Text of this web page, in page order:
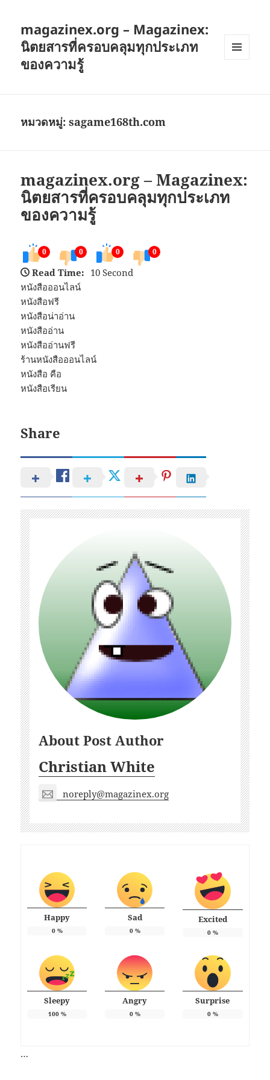
magazinex.org – Magazinex:
นิตยสารที่ครอบคลุมทุกประเภท
ของความรู้
หมวดหมู่:sagame168th.com
magazinex.org – Magazinex:
นิตยสารที่ครอบคลุมทุกประเภท
ของความรู้
0 0 0 0
Read Time: 10 Second
หนังสือออนไลน์
หนังสือฟรี
หนังสือน่าอ่าน
หนังสืออ่าน
หนังสืออ่านฟรี
ร้านหนังสือออนไลน์
หนังสือ คือ
หนังสือเรียน
Share
About Post Author
Christian White
noreply@magazinex.org
Happy
0%
Sad
0%
Excited
0%
Sleepy
100%
Angry
0%
Surprise
0%
…